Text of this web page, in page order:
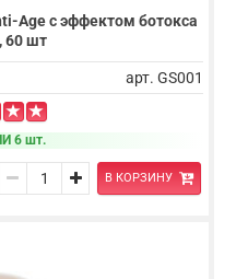
Age с эффектом ботокса
60 шт
арт. GS001
6 шт.
В КОРЗИНУ